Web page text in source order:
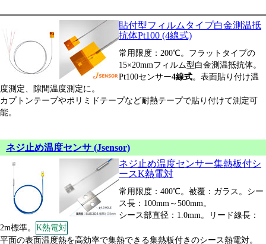
貼付型フィルムタイプ白金測温抵
抗体Pt100 (4線式)
常用限度：200℃。フラットタイプの
15×20mmフィルム型白金測温抵抗体。
Pt100センサー4線式。表面貼り付け温
度測定、隙間温度測定に。
カプトンテープやポリミドテープなど耐熱テープで貼り付けて測定可
能。
ネジ止め温度センサ (Jsensor)
ネジ止め温度センサー集熱板付シ
ースK熱電対
常用限度：400℃。被覆：ガラス。シー
ス長：100mm～500mm。
シース部直径：1.0mm。リード線長：
2m標準。 K熱電対
平面の表面温度熱を高効率で集熱できる集熱板付きのシース熱電対。